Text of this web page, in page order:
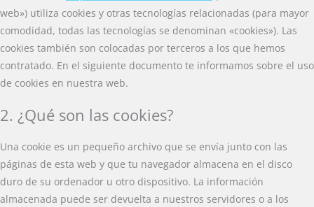
web») utiliza cookies y otras tecnologías relacionadas (para mayor
comodidad, todas las tecnologías se denominan «cookies»). Las
cookies también son colocadas por terceros a los que hemos
contratado. En el siguiente documento te informamos sobre el uso
de cookies en nuestra web.
2. ¿Qué son las cookies?
Una cookie es un pequeño archivo que se envía junto con las
páginas de esta web y que tu navegador almacena en el disco
duro de su ordenador u otro dispositivo. La información
almacenada puede ser devuelta a nuestros servidores o a los